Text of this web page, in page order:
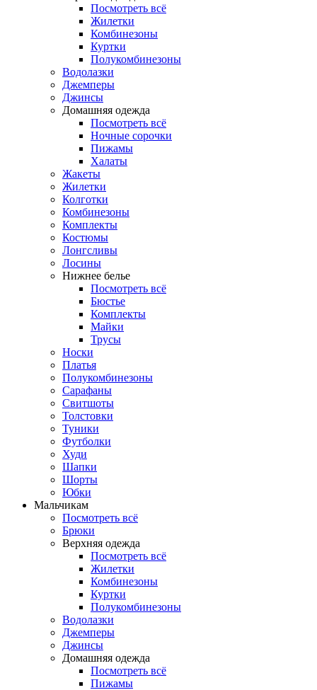
Посмотреть всё
Жилетки
Комбинезоны
Куртки
Полукомбинезоны
Водолазки
Джемперы
Джинсы
Домашняя одежда
Посмотреть всё
Ночные сорочки
Пижамы
Халаты
Жакеты
Жилетки
Колготки
Комбинезоны
Комплекты
Костюмы
Лонгсливы
Лосины
Нижнее белье
Посмотреть всё
Бюстье
Комплекты
Майки
Трусы
Носки
Платья
Полукомбинезоны
Сарафаны
Свитшоты
Толстовки
Туники
Футболки
Худи
Шапки
Шорты
Юбки
Мальчикам
Посмотреть всё
Брюки
Верхняя одежда
Посмотреть всё
Жилетки
Комбинезоны
Куртки
Полукомбинезоны
Водолазки
Джемперы
Джинсы
Домашняя одежда
Посмотреть всё
Пижамы